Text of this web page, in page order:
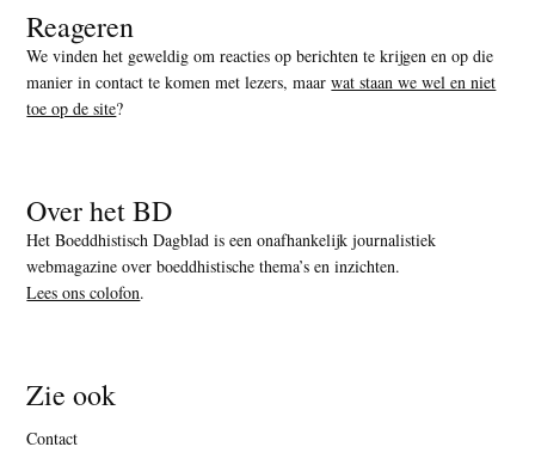
Reageren
We vinden het geweldig om reacties op berichten te krijgen en op die
manier in contact te komen met lezers, maarwat staan we wel en niet
toe op de site?
Over het BD
Het Boeddhistisch Dagblad is een onafhankelijk journalistiek
webmagazine over boeddhistische thema’s en inzichten.
Lees ons colofon.
Zie ook
Contact